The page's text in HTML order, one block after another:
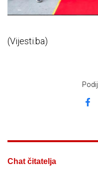
(Vijesti.ba)
Chat čitatelja